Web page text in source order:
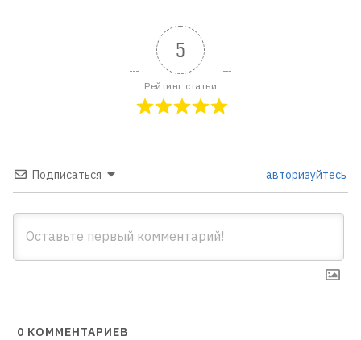
5
Рейтинг статьи
Подписаться авторизуйтесь
0 КОММЕНТАРИЕВ